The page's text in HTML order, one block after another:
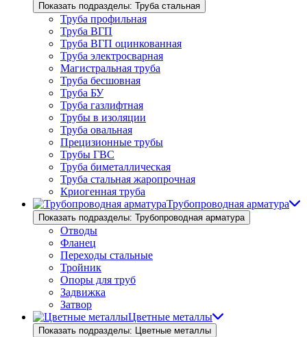
Показать подразделы: Труба стальная
Труба профильная
Труба ВГП
Труба ВГП оцинкованная
Труба электросварная
Магистральная труба
Труба бесшовная
Труба БУ
Труба газлифтная
Трубы в изоляции
Труба овальная
Прецизионные трубы
Трубы ГВС
Труба биметаллическая
Труба стальная жаропрочная
Криогенная труба
Трубопроводная арматура
Показать подразделы: Трубопроводная арматура
Отводы
Фланец
Переходы стальные
Тройник
Опоры для труб
Задвижка
Затвор
Цветные металлы
Показать подразделы: Цветные металлы